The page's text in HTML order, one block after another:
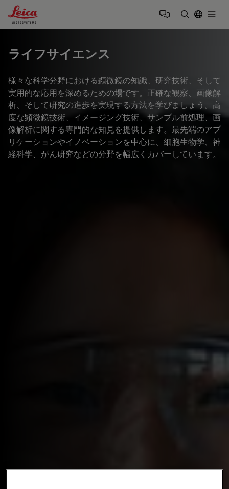
Leica Microsystems Logo
ライフサイエンス
様々な科学分野における顕微鏡の知識、研究技術、そして
実用的な応用を深めるための場です。正確な観察、画像解
析、そして研究の進歩を実現する方法を学びましょう。高
度な顕微鏡技術、イメージング技術、サンプル前処理、画
像解析に関する専門的な知見を提供します。最先端のアプ
リケーションやイノベーションを中心に、細胞生物学、神
経科学、がん研究などの分野を幅広くカバーしています。